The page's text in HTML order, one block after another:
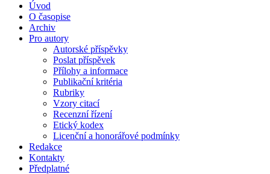
Úvod
O časopise
Archiv
Pro autory
Autorské příspěvky
Poslat příspěvek
Přílohy a informace
Publikační kritéria
Rubriky
Vzory citací
Recenzní řízení
Etický kodex
Licenční a honorářové podmínky
Redakce
Kontakty
Předplatné